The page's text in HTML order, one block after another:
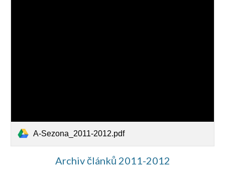
A-Sezona_2011-2012.pdf
Archiv článků 2011-2012